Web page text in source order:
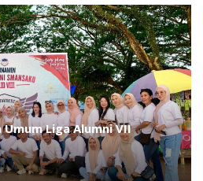
Liga Alumni VII